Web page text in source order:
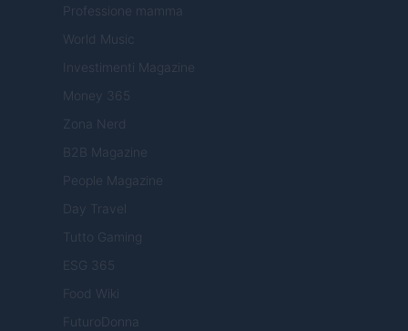
Professione mamma
World Music
Investimenti Magazine
Money 365
Zona Nerd
B2B Magazine
People Magazine
Day Travel
Tutto Gaming
ESG 365
Food Wiki
FuturoDonna